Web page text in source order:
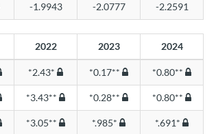
-1.9943 -2.0777 -2.2591
2022 2023 2024
*2.43* *0.17** *0.80**
*3.43** *0.28** *0.80**
*3.05** *.985* *.691*